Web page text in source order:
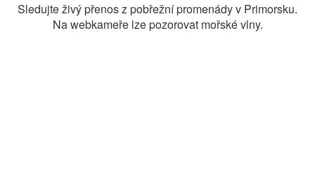
Sledujte živý přenos z pobřežní promenády v Primorsku.
Na webkameře lze pozorovat mořské vlny.